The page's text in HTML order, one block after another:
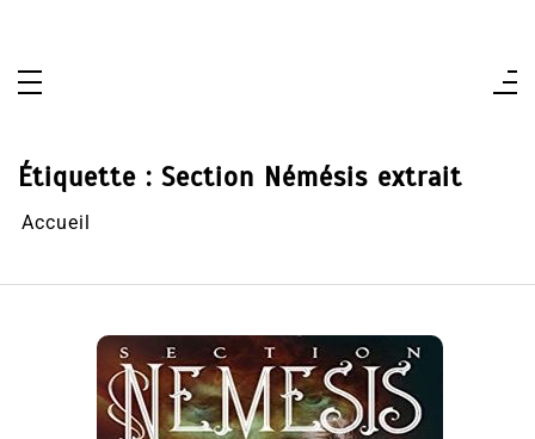
Étiquette : Section Némésis extrait
Accueil